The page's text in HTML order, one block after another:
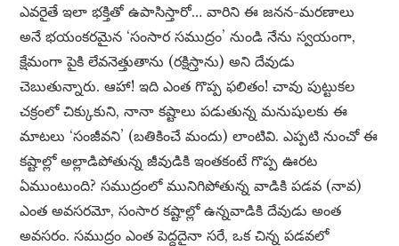
ఎవరైతే ఇలా భక్తితో ఉపాసిస్తారో… వారిని ఈ జనన-మరణాలు
అనే భయంకరమైన ‘సంసార సముద్రం’ నుండి నేను స్వయంగా,
క్షేమంగా పైకి లేవనెత్తుతాను (రక్షిస్తాను) అని దేవుడు
చెబుతున్నారు. ఆహా! ఇది ఎంత గొప్ప ఫలితం! చావు పుట్టుకల
చక్రంలో చిక్కుకుని, నానా కష్టాలు పడుతున్న మనుషులకు ఈ
మాటలు ‘సంజీవని’ (బతికించే మందు) లాంటివి. ఎప్పటి నుంచో ఈ
కష్టాల్లో అల్లాడిపోతున్న జీవుడికి ఇంతకంటే గొప్ప ఊరట
ఏముంటుంది? సముద్రంలో మునిగిపోతున్న వాడికి పడవ (నావ)
ఎంత అవసరమో, సంసార కష్టాల్లో ఉన్నవాడికి దేవుడు అంత
అవసరం. సముద్రం ఎంత పెద్దదైనా సరే, ఒక చిన్న పడవలో